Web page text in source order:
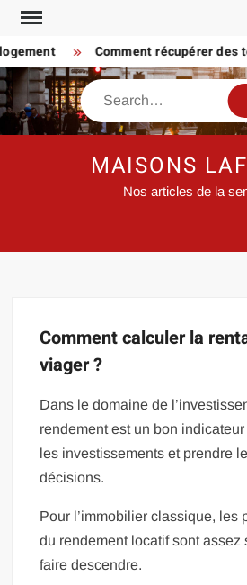
Skip
content
Comment récupérer des
Search
MAISONS
Nos articles de la
Comment calculer la
viager ?
Dans le domaine de
rendement est un bon
les investissements et prendre
décisions.
Pour l’immobilier classique, les
du rendement locatif sont assez
faire descendre.